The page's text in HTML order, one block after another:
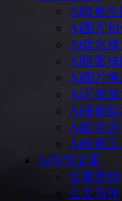
Ai绘画生
Ai图片创
Ai优化修
Ai抠图抹
Ai图片换
Ai无损放
Ai漫画绘
Ai提示词
Ai绘画工
Ai写作文案
文案营销
公文写作